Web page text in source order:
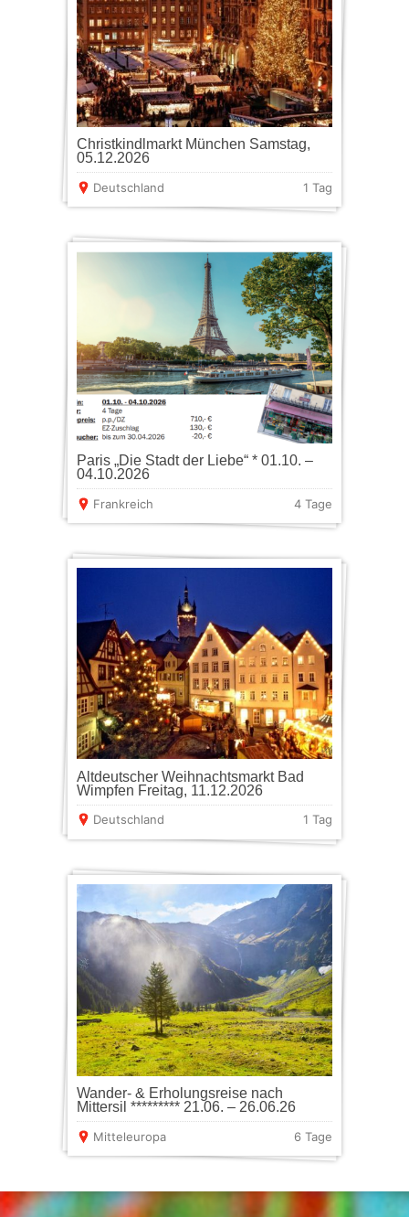
Christkindlmarkt München Samstag,
05.12.2026
Deutschland 1 Tag
Paris „Die Stadt der Liebe“ * 01.10. –
04.10.2026
Frankreich 4 Tage
Altdeutscher Weihnachtsmarkt Bad
Wimpfen Freitag, 11.12.2026
Deutschland 1 Tag
Wander- & Erholungsreise nach
Mittersil ********* 21.06. – 26.06.26
Mitteleuropa 6 Tage